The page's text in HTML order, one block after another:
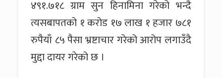
४९१.७१८ ग्राम सुन हिनामिना गरेको भन्दै
त्यसबापतको १ करोड १७ लाख १ हजार ७८१
रुपैयाँ ८५ पैसा भ्रष्टाचार गरेको आरोप लगाउँदै
मुद्दा दायर गरेको छ ।